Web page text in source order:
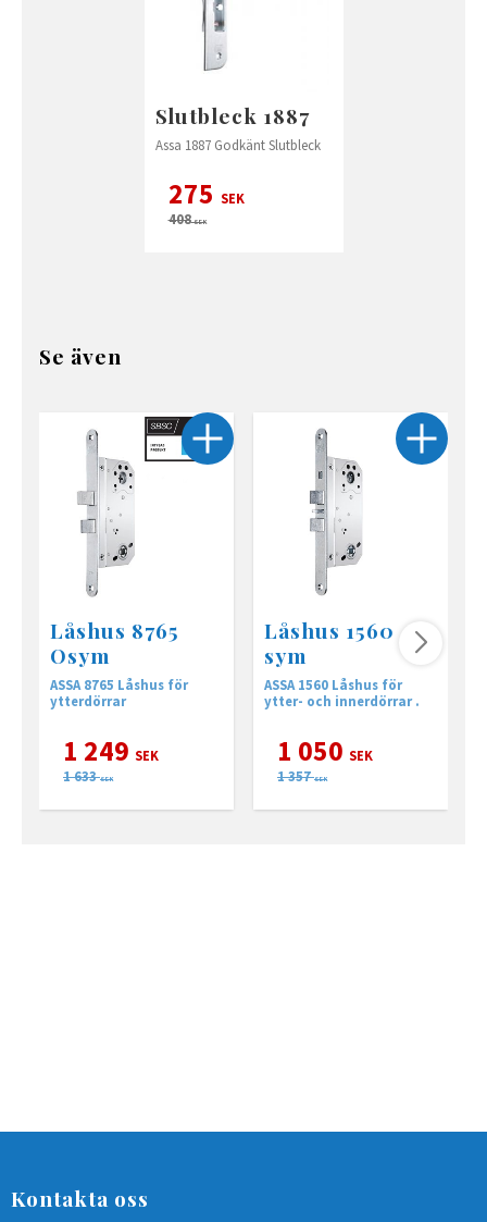
Slutbleck 1887
Assa 1887 Godkänt Slutbleck
275 SEK
408SEK
Se även
Låshus 8765
Osym
ASSA 8765 Låshus för
ytterdörrar
1 249 SEK
1 633 SEK
Låshus 1560
sym
ASSA 1560 Låshus för
ytter- och innerdörrar .
1 050 SEK
1 357 SEK
Kontakta oss